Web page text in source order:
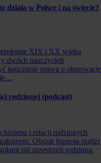
w Polsce i na świecie?
XIX i XX wieku
dwóch nauczycieli
nauczanie prawa o obserwacje
rodzinnej (podcast)
biznesu i relacji rodzinnych
Obszar biznesu rządzi
niż przestrzeń rodzinna.